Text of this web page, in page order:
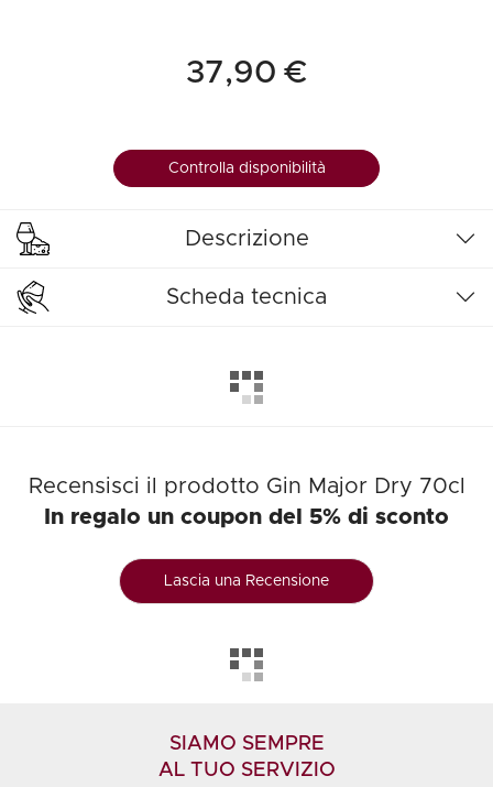
37,90 €
Controlla disponibilità
Descrizione
Scheda tecnica
Recensisci il prodotto Gin Major Dry 70cl
In regalo un coupon del 5% di sconto
Lascia una Recensione
SIAMO SEMPRE
AL TUO SERVIZIO